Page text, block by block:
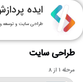
ایده
طراحی سایت و توسعه
طراحی سایت
مرحله 1 از 8